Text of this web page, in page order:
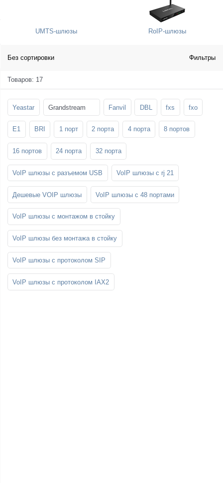
UMTS-шлюзы RoIP-шлюзы
Без сортировки Фильтры
Товаров: 17
Yeastar Grandstream Fanvil DBL fxs fxo
E1 BRI 1 порт 2 порта 4 порта 8 портов
16 портов 24 порта 32 порта
VoIP шлюзы с разъемом USB VoIP шлюзы с rj 21
Дешевые VOIP шлюзы VoIP шлюзы с 48 портами
VoIP шлюзы с монтажом в стойку
VoIP шлюзы без монтажа в стойку
VoIP шлюзы с протоколом SIP
VoIP шлюзы с протоколом IAX2
3G/4G LTE и ADSL модемы
Мобильные телефоны